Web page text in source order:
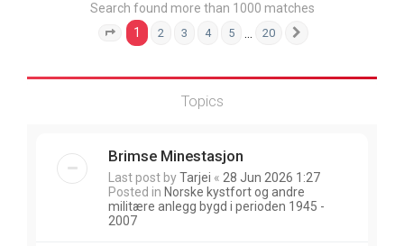
Search found more than 1000 matches
Page 1 of 20
1 2 3 4 5 20
Topics
Brimse Minestasjon
Last post byTarjei « 28 Jun 2026 1:27
Posted in Norske kystfort og andre
militære anlegg bygd i perioden 1945 -
2007